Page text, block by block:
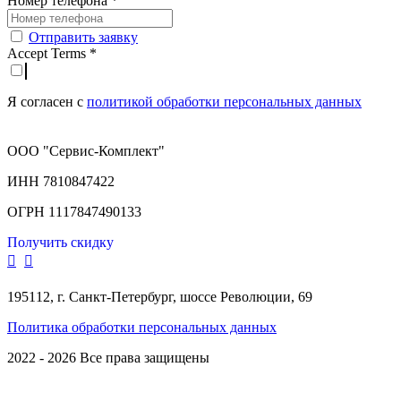
Отправить заявку
Accept Terms *
Я согласен с политикой обработки персональных данных
ООО "Сервис-Комплект"
ИНН 7810847422
ОГРН 1117847490133
Получить скидку
195112, г. Санкт-Петербург, шоссе Революции, 69
Политика обработки персональных данных
2022 - 2026 Все права защищены